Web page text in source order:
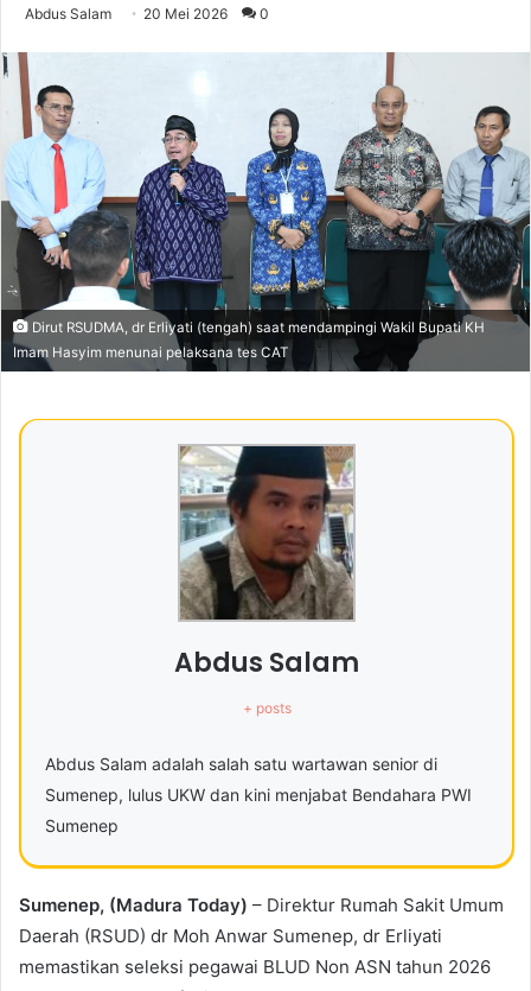
Abdus Salam 20 Mei 2026 0
Dirut RSUDMA, dr Erliyati (tengah) saat mendampingi Wakil Bupati KH
Imam Hasyim menunai pelaksana tes CAT
Abdus Salam
+ posts
Abdus Salam adalah salah satu wartawan senior di
Sumenep, lulus UKW dan kini menjabat Bendahara PWI
Sumenep
Sumenep, (Madura Today) – Direktur Rumah Sakit Umum
Daerah (RSUD) dr Moh Anwar Sumenep, dr Erliyati
memastikan seleksi pegawai BLUD Non ASN tahun 2026